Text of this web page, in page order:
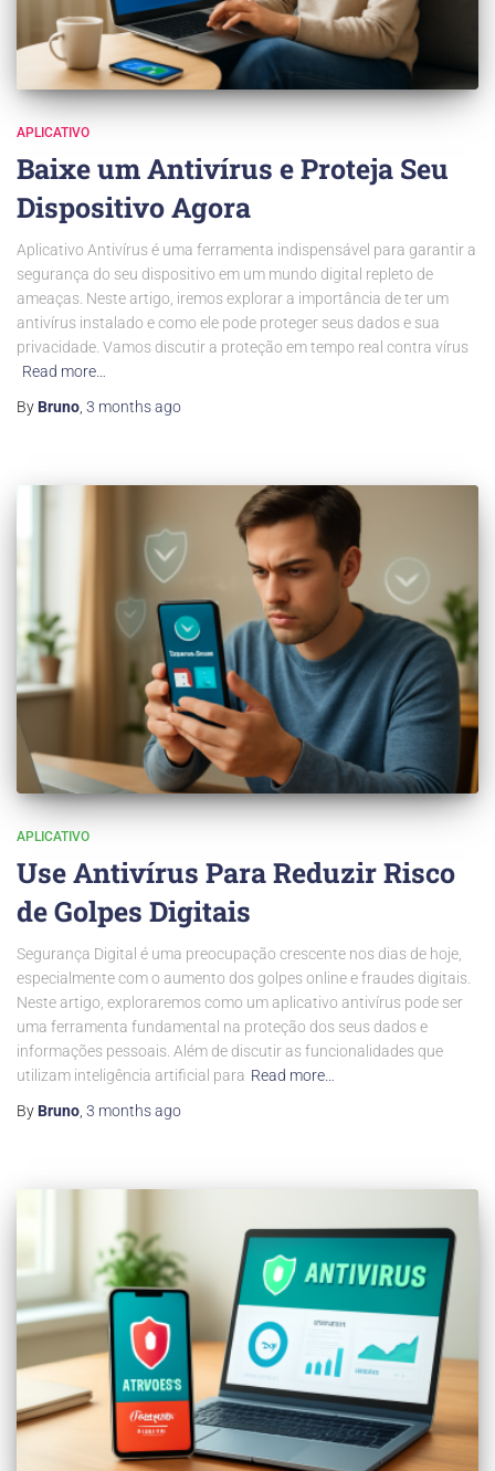
APLICATIVO
Baixe um Antivírus e Proteja Seu
Dispositivo Agora
Aplicativo Antivírus é uma ferramenta indispensável para garantir a
segurança do seu dispositivo em um mundo digital repleto de
ameaças. Neste artigo, iremos explorar a importância de ter um
antivírus instalado e como ele pode proteger seus dados e sua
privacidade. Vamos discutir a proteção em tempo real contra vírus
Read more…
By Bruno, 3 monthsago
APLICATIVO
Use Antivírus Para Reduzir Risco
de Golpes Digitais
Segurança Digital é uma preocupação crescente nos dias de hoje,
especialmente com o aumento dos golpes online e fraudes digitais.
Neste artigo, exploraremos como um aplicativo antivírus pode ser
uma ferramenta fundamental na proteção dos seus dados e
informações pessoais. Além de discutir as funcionalidades que
utilizam inteligência artificial para Read more…
By Bruno 3 monthsago